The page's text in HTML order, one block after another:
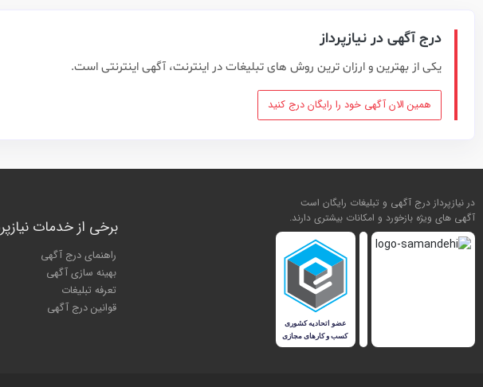
درج آگهی در نیازپرداز
یکی از بهترین و ارزان ترین روش های تبلیغات در اینترنت، آگهی اینترنتی است.
همین الان آگهی خود را رایگان درج کنید
در نیازپرداز درج آگهی و تبلیغات رایگان است
آگهی های ویژه بازخورد و امکانات بیشتری دارند.
برخی از خدمات
راهنمای درج آگهی
بهینه سازی آگهی
تعرفه تبلیغات
قوانین درج آگهی